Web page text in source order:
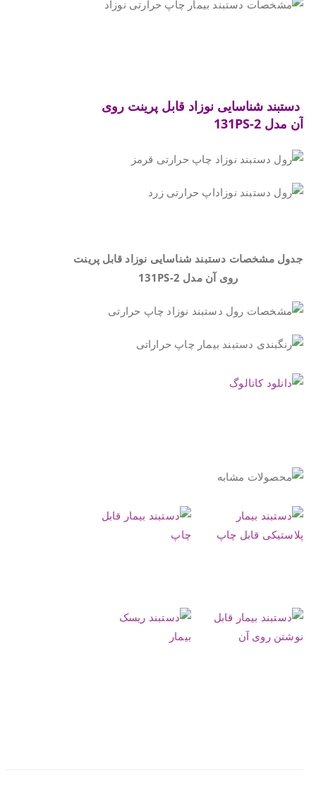
دستبند شناسایی نوزاد قابل پرینت روی
آن مدل 131PS-2
جدول مشخصات دستبند شناسایی نوزاد قابل پرینت
روی آن مدل 131PS-2